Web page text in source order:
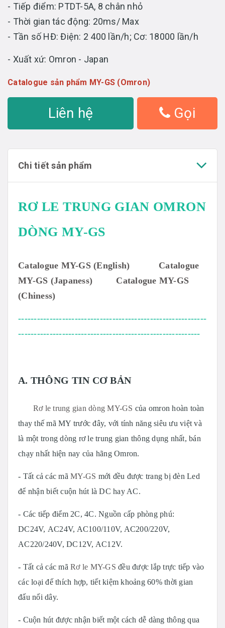
- Tiếp điểm: PTDT-5A, 8 chân nhỏ
- Thời gian tác động: 20ms/ Max
- Tần số HĐ: Điện: 2 400 lần/h; Cơ: 18000 lần/h
- Xuất xứ: Omron - Japan
Catalogue sản phẩm MY-GS (Omron)
Liên hệ Gọi
Chi tiết sản phẩm
RƠ LE TRUNG GIAN OMRON
DÒNG MY-GS
Catalogue MY-GS (English)
Catalogue
MY-GS (Japaness)
Catalogue MY-GS
(Chiness)
------------------------------------------------------------
----------------------------------------------------------
A. THÔNG TIN CƠ BẢN
Rơ le trung gian dòng MY-GS của omron hoàn toàn
thay thế mã MY trước đây, với tính năng siêu ưu việt và
là một trong dòng rơ le trung gian thông dụng nhất, bán
chạy nhất hiện nay của hãng Omron.
- Tất cả các mã MY-GS mới đều được trang bị đèn Led
để nhận biết cuộn hút là DC hay AC.
- Các tiếp điểm 2C, 4C. Nguồn cấp phòng phú:
DC24V, AC24V, AC100/110V, AC200/220V,
AC220/240V, DC12V, AC12V.
- Tất cả các mã Rơ le MY-GS đều được lắp trực tiếp vào
các loại đế thích hợp, tiết kiệm khoảng 60% thời gian
đấu nối dây.
- Cuộn hút được nhận biết một cách dễ dàng thông qua